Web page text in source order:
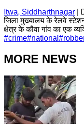
Itwa, Siddharthnagar
जिला मुख्यालय के रेलवे स्टेशन
क्षेत्र के कौवा गांव का एक
#crime#national #
MORE NEWS